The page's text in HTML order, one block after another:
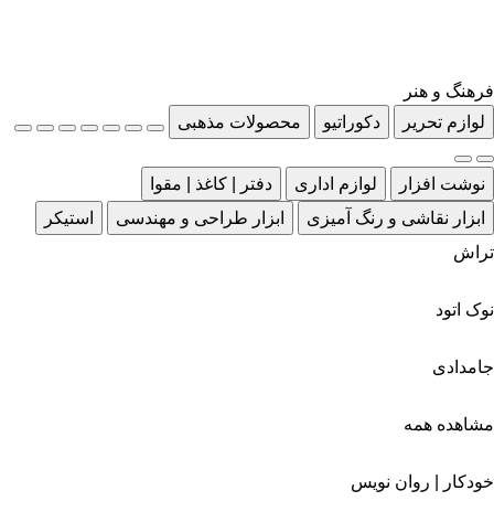
فرهنگ و هنر
لوازم تحریر
دکوراتیو محصولات مذهبی
نوشت افزار لوازم اداری
دفتر | کاغذ | مقوا
ابزار نقاشی و رنگ آمیزی
ابزار طراحی و مهندسی
استیکر
تراش
نوک اتود
جامدادی
مشاهده همه
خودکار | روان نویس